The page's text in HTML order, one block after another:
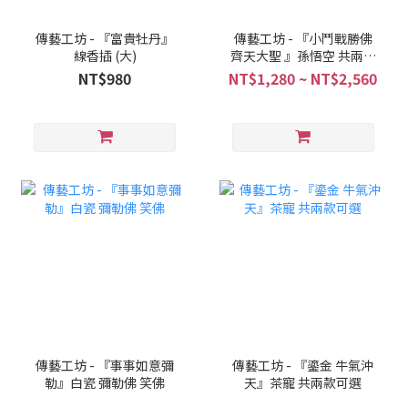
傳藝工坊 - 『富貴牡丹』
線香插 (大)
NT$980
傳藝工坊 - 『小鬥戰勝佛
齊天大聖 』孫悟空 共兩款
可選擇
NT$1,280 ~ NT$2,560
傳藝工坊 - 『事事如意彌
勒』白瓷 彌勒佛 笑佛
傳藝工坊 - 『鎏金 牛氣沖
天』茶寵 共兩款可選